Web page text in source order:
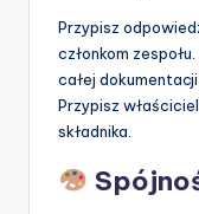
Przypisz
członkom
całej
Przypisz
składnika.